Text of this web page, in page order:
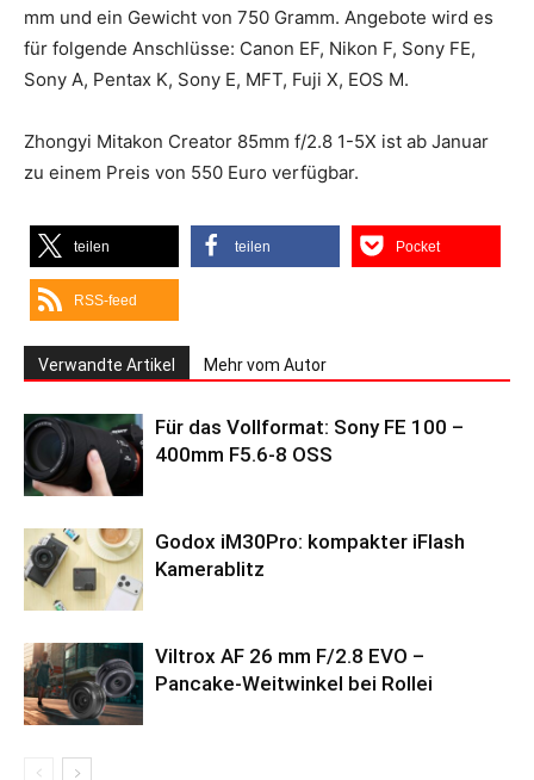
mm und ein Gewicht von 750 Gramm. Angebote wird es
für folgende Anschlüsse: Canon EF, Nikon F, Sony FE,
Sony A, Pentax K, Sony E, MFT, Fuji X, EOS M.
Zhongyi Mitakon Creator 85mm f/2.8 1-5X ist ab Januar
zu einem Preis von 550 Euro verfügbar.
teilen teilen Pocket
RSS-feed
Verwandte Artikel Mehr vom Autor
Für das Vollformat: Sony FE 100 –
400mm F5.6-8 OSS
Godox iM30Pro: kompakter iFlash
Kamerablitz
Viltrox AF 26 mm F/2.8 EVO –
Pancake-Weitwinkel bei Rollei